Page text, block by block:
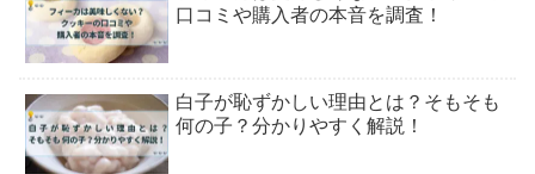
口コミや購入者の本音を調査！
白子が恥ずかしい理由とは？そもそも
何の子？分かりやすく解説！